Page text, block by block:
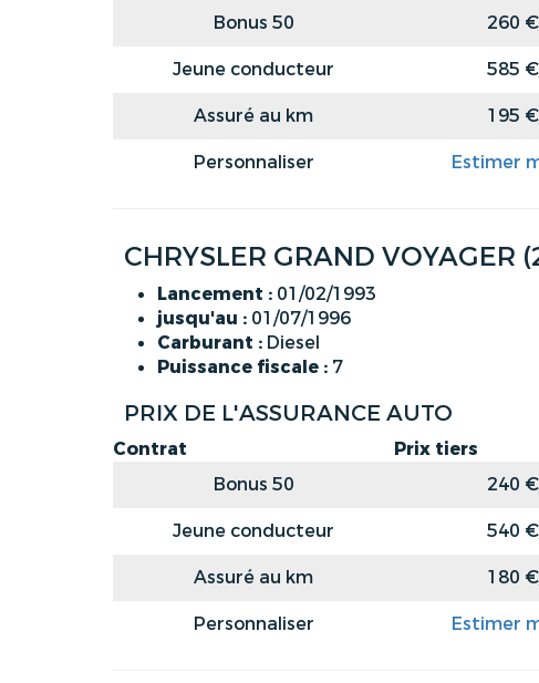
Bonus 50
260
Jeune conducteur
585
Assuré au km
195
Personnaliser
Estimer
CHRYSLER GRAND VOYAGER
Lancement : 01/02/1993
jusqu'au : 01/07/1996
Carburant : Diesel
Puissance fiscale : 7
PRIX DE L'ASSURANCE AUTO
Contrat Prix tiers
Bonus 50
240
Jeune conducteur
540
Assuré au km
180
Personnaliser
Estimer